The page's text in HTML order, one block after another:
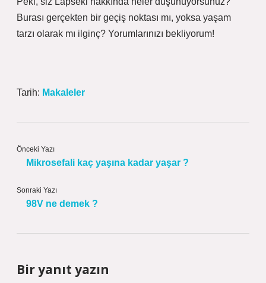
Burası gerçekten bir geçiş noktası mı, yoksa yaşam
tarzı olarak mı ilginç? Yorumlarınızı bekliyorum!
Tarih: Makaleler
Önceki Yazı
Mikrosefali kaç yaşına kadar yaşar ?
Sonraki Yazı
98V ne demek ?
Bir yanıt yazın